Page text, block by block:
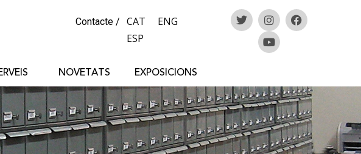
Contacte / CAT
ENG
ESP
NOVETATS EXPOSICIONS